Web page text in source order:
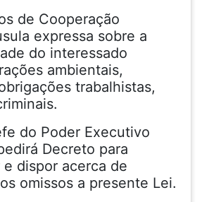
de Cooperação
expressa sobre a
do interessado
ambientais,
trabalhistas,
do Poder Executivo
Decreto para
dispor acerca de
omissos a presente Lei.